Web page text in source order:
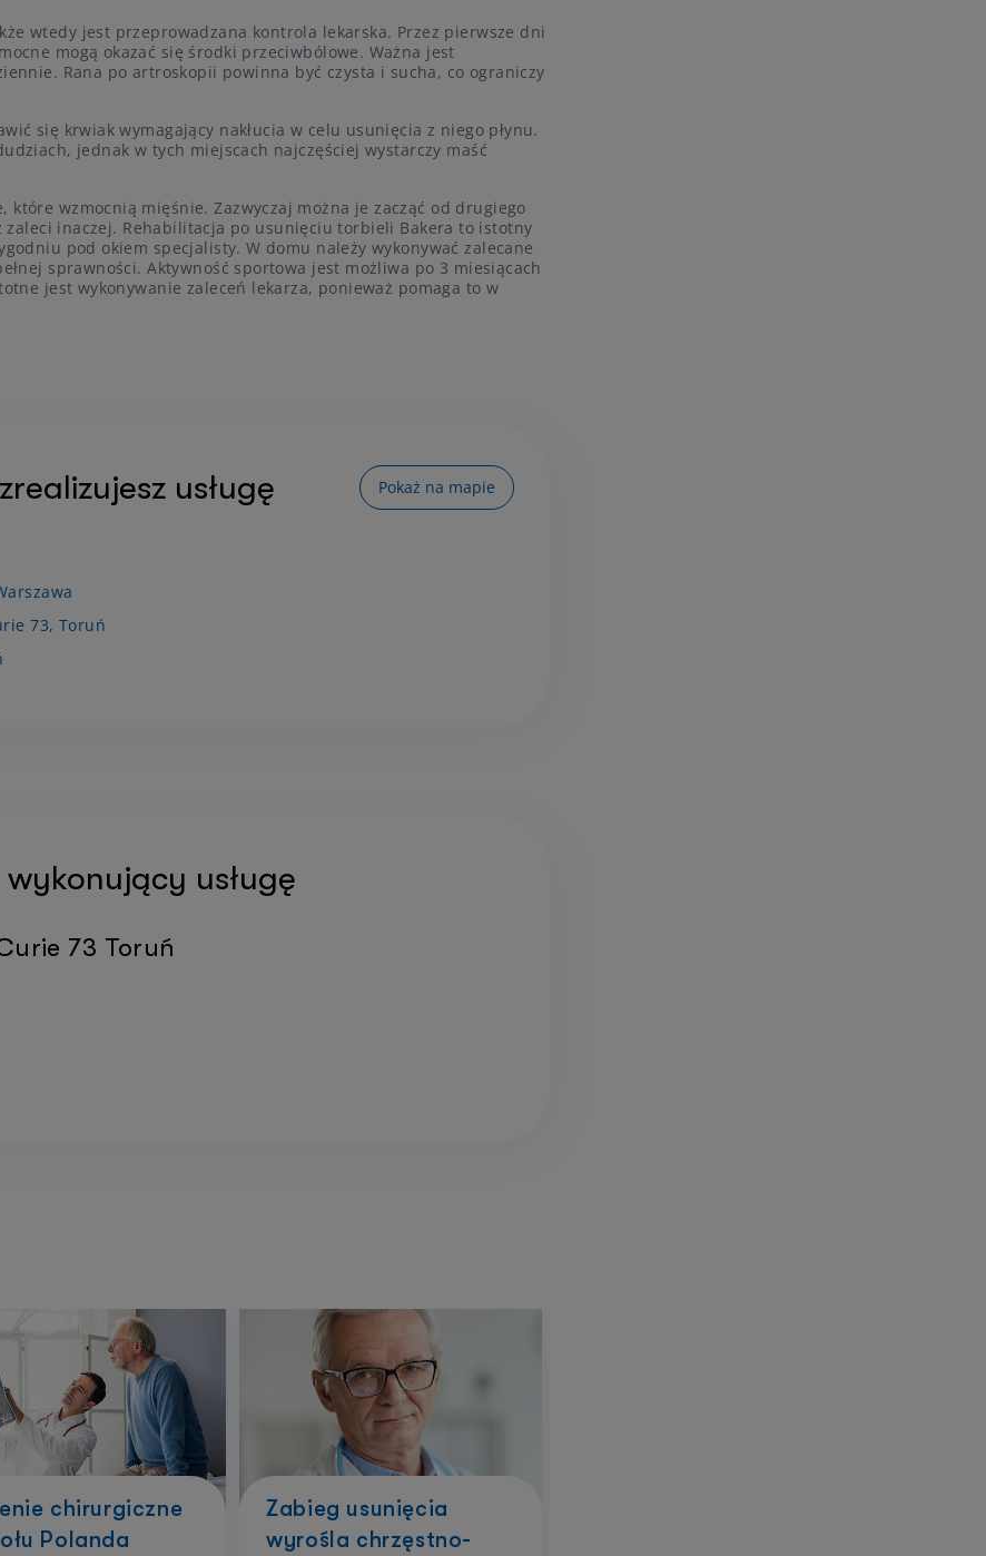
wtedy jest przeprowadzana kontrola lekarska. Przez pierwsze dni
mogą okazać się środki przeciwbólowe. Ważna jest
Rana po artroskopii powinna być czysta i sucha, co ograniczy
się krwiak wymagający nakłucia w celu usunięcia z niego płynu.
jednak w tych miejscach najczęściej wystarczy maść
wzmocnią mięśnie. Zazwyczaj można je zacząć od drugiego
inaczej. Rehabilitacja po usunięciu torbieli Bakera to istotny
pod okiem specjalisty. W domu należy wykonywać zalecane
sprawności. Aktywność sportowa jest możliwa po 3 miesiącach
jest wykonywanie zaleceń lekarza, ponieważ pomaga to w
usługę Pokaż na mapie
73, Toruń
usługę
73 Toruń
chirurgiczne
Polanda
Zabieg usunięcia
wyrośla chrzęstno-